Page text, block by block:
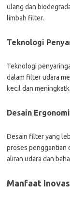
ulang dan
limbah filter.
Teknologi
Teknologi
dalam filter udara
kecil dan
Desain
Desain filter yang
proses penggantian
aliran udara dan
Manfaat